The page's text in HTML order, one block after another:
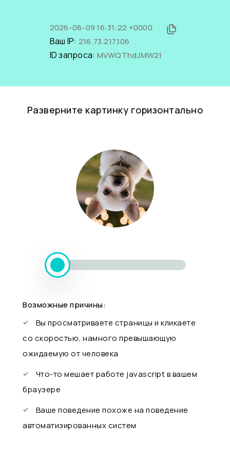
2026-08-09 16:31:22 +0000
Ваш IP: 216.73.217.106
ID запроса: MVWQThdJMW21
Разверните картинку горизонтально
Возможные причины:
Вы просматриваете страницы и кликаете
со скоростью, намного превышающую
ожидаемую от человека
Что-то мешает работе javascript в вашем
браузере
Ваше поведение похоже на поведение
автоматизированных систем